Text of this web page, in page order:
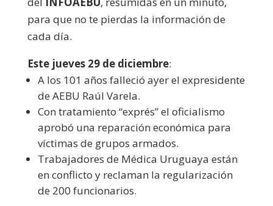
para que no te pierdas la información de
cada día.
Este jueves 29 de diciembre:
A los 101 años falleció ayer el expresidente
de AEBU Raúl Varela.
Con tratamiento “exprés” el oficialismo
aprobó una reparación económica para
víctimas de grupos armados.
Trabajadores de Médica Uruguaya están
en conflicto y reclaman la regularización
de 200 funcionarios.